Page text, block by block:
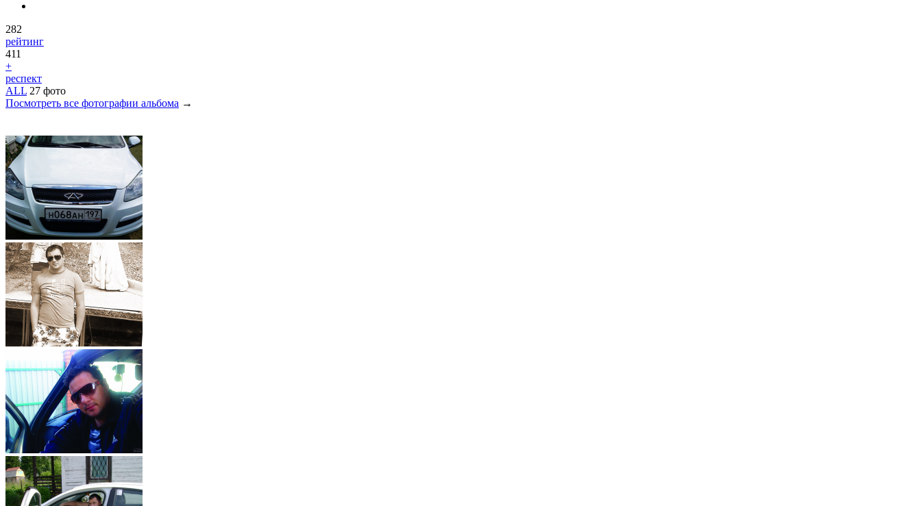
282
рейтинг
411
+
респект
ALL 27 фото
Посмотреть все фотографии альбома →